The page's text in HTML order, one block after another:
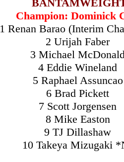
Champion: Dominick
1 Renan Barao (Interim
2 Urijah Faber
3 Michael
4 Eddie Wineland
5 Raphael
6 Brad Pickett
7 Scott Jorgensen
8 Mike Easton
9 TJ Dillashaw
10 Takeya Mizugaki